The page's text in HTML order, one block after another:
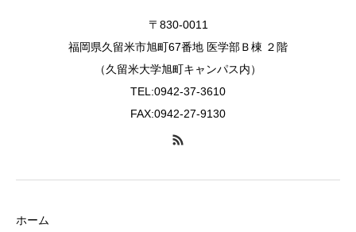
〒830-0011
福岡県久留米市旭町67番地 医学部Ｂ棟 ２階
（久留米大学旭町キャンパス内）
TEL:0942-37-3610
FAX:0942-27-9130
ホーム